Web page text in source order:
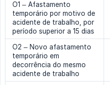
O1 – Afastamento
temporário por motivo de
acidente de trabalho, por
período superior a 15 dias
O2 – Novo afastamento
temporário em
decorrência do mesmo
acidente de trabalho